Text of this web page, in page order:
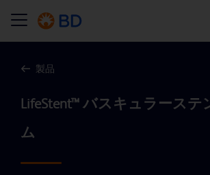
製品
LifeStent™ バスキュラーステ